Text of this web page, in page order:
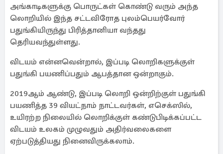
அங்காடிகளுக்கு பொருட்கள் கொண்டு வரும் அந்த
லொறியில் இந்த சட்டவிரோத புலம்பெயர்வோர்
பதுங்கியிருந்து பிரித்தானியா வந்தது
தெரியவந்துள்ளது.
விடயம் என்னவென்றால், இப்படி லொறிகளுக்குள்
பதுங்கி பயணிப்பதும் ஆபத்தான ஒன்றாகும்.
2019ஆம் ஆண்டு, இப்படி லொறி ஒன்றிற்குள் பதுங்கி
பயணித்த 39 வியட்நாம் நாட்டவர்கள், எசெக்ஸில்,
உயிரற்ற நிலையில் லொறிக்குள் கண்டுபிடிக்கப்பட்ட
விடயம் உலகம் முழுவதும் அதிர்வலைகளை
ஏற்படுத்தியது நினைவிருக்கலாம்.